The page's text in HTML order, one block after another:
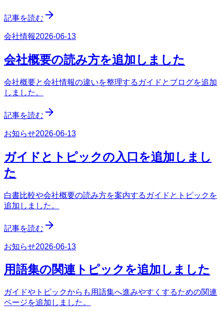
記事を読む
会社情報2026-06-13
会社概要の読み方を追加しました
会社概要と会社情報の違いを整理するガイドとブログを追加
しました。
記事を読む
お知らせ2026-06-13
ガイドとトピックの入口を追加しまし
た
白書比較や会社概要の読み方を案内するガイドとトピックを
追加しました。
記事を読む
お知らせ2026-06-13
用語集の関連トピックを追加しました
ガイドやトピックからも用語集へ進みやすくするための関連
ページを追加しました。